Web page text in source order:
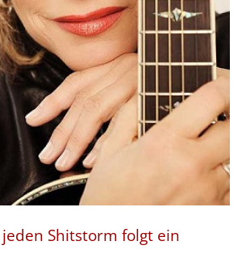
jeden Shitstorm folgt ein